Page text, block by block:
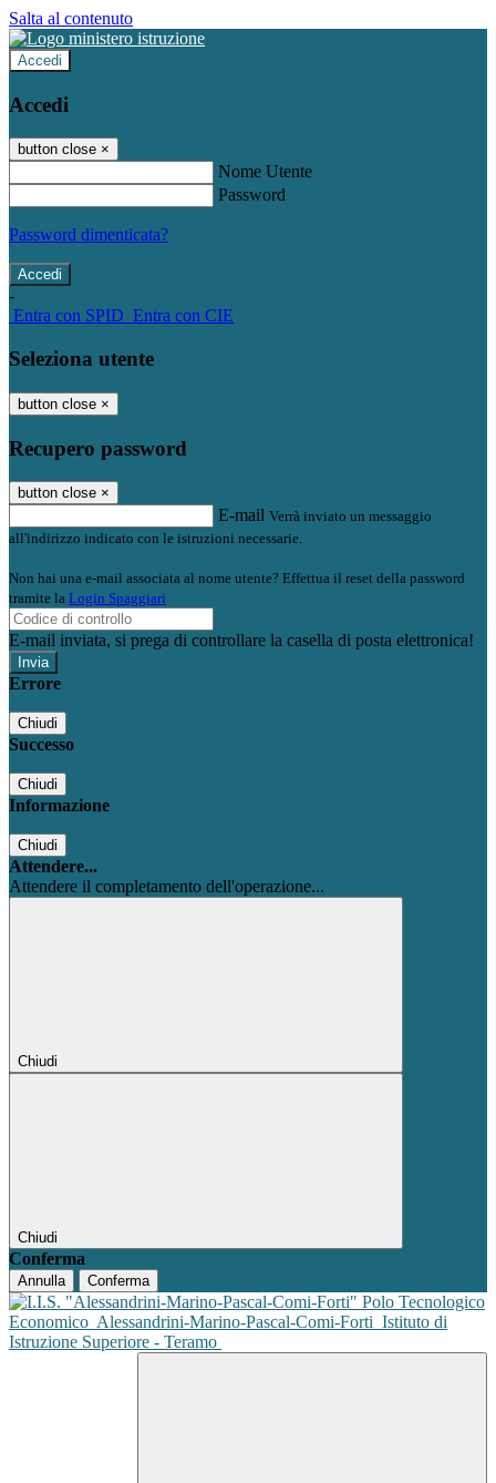
Salta al contenuto
Accedi
Accedi
button close ×
Nome Utente
Password
Password dimenticata?
-
Entra con SPID Entra con CIE
Seleziona utente
button close ×
Recupero password
button close ×
E-mail Verrà inviato un messaggio
all'indirizzo indicato con le istruzioni necessarie.
Non hai una e-mail associata al nome utente? Effettua il reset della password
tramite la Login Spaggiari
E-mail inviata, si prega di controllare la casella di posta elettronica!
Errore
Chiudi
Successo
Chiudi
Informazione
Chiudi
Attendere...
Attendere il completamento dell'operazione...
Chiudi
Chiudi
Conferma
Annulla Conferma
Polo Tecnologico
Economico Alessandrini-Marino-Pascal-Comi-Forti Istituto di
Istruzione Superiore - Teramo